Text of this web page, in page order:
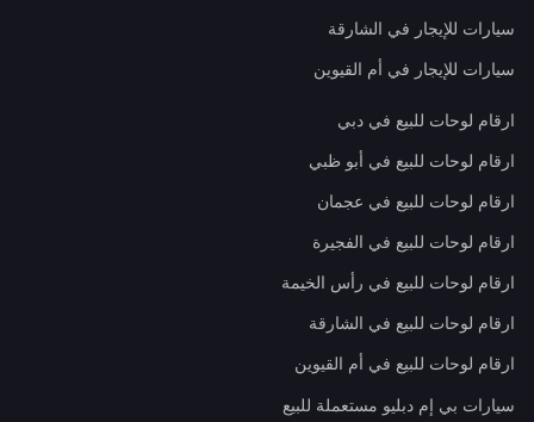
سيارات للإيجار في الشارقة
سيارات للإيجار في أم القيوين
ارقام لوحات للبيع في دبي
ارقام لوحات للبيع في أبو ظبي
ارقام لوحات للبيع في عجمان
ارقام لوحات للبيع في الفجيرة
ارقام لوحات للبيع في رأس الخيمة
ارقام لوحات للبيع في الشارقة
ارقام لوحات للبيع في أم القيوين
سيارات بي إم دبليو مستعملة للبيع